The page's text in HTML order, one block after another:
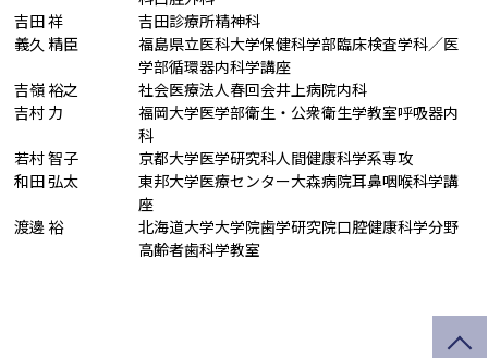
吉田 祥
吉田診療所精神科
義久 精臣
福島県立医科大学保健科学部臨床検査学科／医
学部循環器内科学講座
吉嶺 裕之
社会医療法人春回会井上病院内科
吉村 力
福岡大学医学部衛生・公衆衛生学教室呼吸器内
科
若村 智子
京都大学医学研究科人間健康科学系専攻
和田 弘太
東邦大学医療センター大森病院耳鼻咽喉科学講
座
渡邊 裕
北海道大学大学院歯学研究院口腔健康科学分野
高齢者歯科学教室